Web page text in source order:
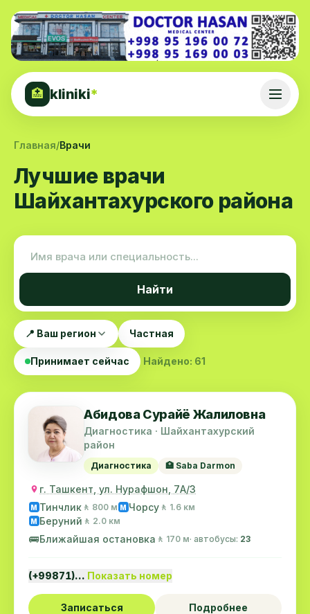
🏥 kliniki*
Главная/Врачи
Лучшие врачи
Шайхантахурского района
Найти
📍 Ваш регион Частная
Принимает сейчас Найдено: 61
Абидова Сурайё Жалиловна
Диагностика · Шайхантахурский
район
Диагностика 🏥 Saba Darmon
г. Ташкент, ул. Нурафшон, 7А/3
M Тинчлик 🚶 800 м M Чорсу 🚶 1.6 км
M Беруний 🚶 2.0 км
🚌Ближайшая остановка 🚶 170 м· автобусы: 23
(+99871)… Показать номер
Записаться Подробнее